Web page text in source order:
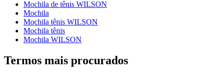
Mochila de tênis WILSON
Mochila
Mochila tênis WILSON
Mochila tênis
Mochila WILSON
Termos mais procurados